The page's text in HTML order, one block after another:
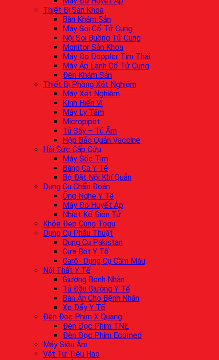
Thiết Bị Sản Khoa
Bàn Khám Sản
Máy Soi Cổ Tử Cung
Nội Soi Buồng Tử Cung
Monitor Sản Khoa
Máy Đo Doppler Tim Thai
Máy Áp Lạnh Cổ Tử Cung
Đèn Khám Sản
Thiết Bị Phòng Xét Nghiệm
Máy Xét Nghiệm
Kính Hiển Vi
Máy Ly Tâm
Micropipet
Tủ Sấy – Tủ Ấm
Hộp Bảo Quản Vaccine
Hồi Sức Cấp Cứu
Máy Sốc Tim
Băng Ca Y Tế
Bộ Đặt Nội Khí Quản
Dụng Cụ Chẩn Đoán
Ống Nghe Y Tế
Máy Đo Huyết Áp
Nhiệt Kế Điện Tử
Khỏe Đẹp Cùng Togu
Dụng Cụ Phẫu Thuật
Dụng Cụ Pakistan
Cưa Bột Y Tế
Garô- Dụng Cụ Cầm Máu
Nội Thất Y Tế
Giường Bệnh Nhân
Tủ Đầu Giường Y Tế
Bàn Ăn Cho Bệnh Nhân
Xe Đẩy Y Tế
Đèn Đọc Phim X Quang
Đèn Đọc Phim TNE
Đèn Đọc Phim Ecomed
Máy Siêu Âm
Vật Tư Tiêu Hao